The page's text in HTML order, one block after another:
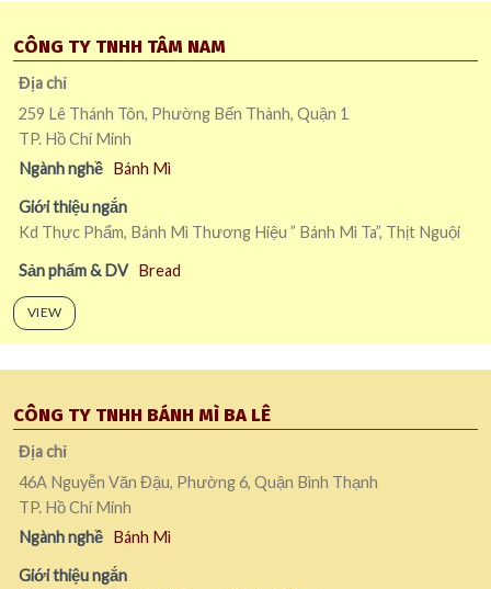
CÔNG TY TNHH TÂM NAM
Địa chỉ
259 Lê Thánh Tôn, Phường Bến Thành, Quận 1
TP. Hồ Chí Minh
Ngành nghề Bánh Mì
Giới thiệu ngắn
Kd Thực Phẩm, Bánh Mì Thương Hiệu ” Bánh Mì Ta”, Thịt Nguội
Sản phẩm & DV Bread
VIEW
CÔNG TY TNHH BÁNH MÌ BA LÊ
Địa chỉ
46A Nguyễn Văn Đậu, Phường 6, Quận Bình Thạnh
TP. Hồ Chí Minh
Ngành nghề Bánh Mì
Giới thiệu ngắn